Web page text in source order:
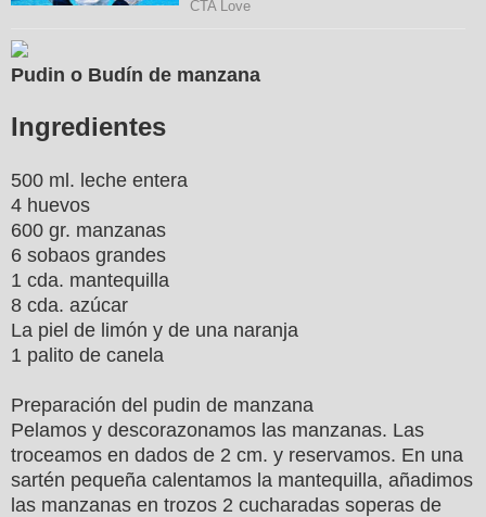
Pudin o Budín de manzana
Ingredientes
500 ml. leche entera
4 huevos
600 gr. manzanas
6 sobaos grandes
1 cda. mantequilla
8 cda. azúcar
La piel de limón y de una naranja
1 palito de canela
Preparación del pudin de manzana
Pelamos y descorazonamos las manzanas. Las
troceamos en dados de 2 cm. y reservamos. En una
sartén pequeña calentamos la mantequilla, añadimos
las manzanas en trozos 2 cucharadas soperas de